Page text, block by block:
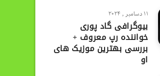
11 دسامبر , 2024
بیوگرافی گاد پوری
خواننده رپ معروف +
بررسی بهترین موزیک های
او